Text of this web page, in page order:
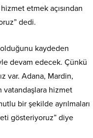
etmek açısından
dedi.
kaydeden
devam edecek. Çünkü
var. Adana, Mardin,
vatandaşlara hizmet
bir şekilde ayrılmaları
gösteriyoruz” diye